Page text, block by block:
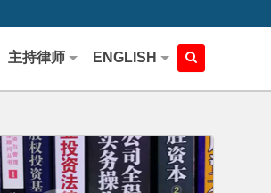
主持律师 ENGLISH